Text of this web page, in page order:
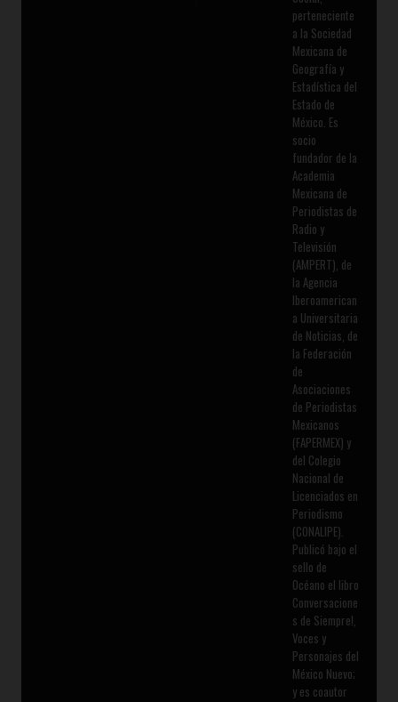
perteneciente
a la Sociedad
Mexicana de
Geografía y
Estadística del
Estado de
México. Es
socio
fundador de la
Academia
Mexicana de
Periodistas de
Radio y
Televisión
(AMPERT), de
la Agencia
Iberoamerican
a Universitaria
de Noticias, de
la Federación
de
Asociaciones
de Periodistas
Mexicanos
(FAPERMEX) y
del Colegio
Nacional de
Licenciados en
Periodismo
(CONALIPE).
Publicó bajo el
sello de
Océano el libro
Conversacione
s de Siempre!,
Voces y
Personajes del
México Nuevo;
y es coautor